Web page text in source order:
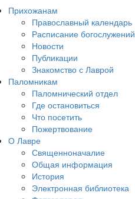
Прихожанам
Православный календарь
Расписание богослужений
Новости
Публикации
Знакомство с Лаврой
Паломникам
Паломнический отдел
Где остановиться
Что посетить
Пожертвование
О Лавре
Священноначалие
Общая информация
История
Электронная библиотека